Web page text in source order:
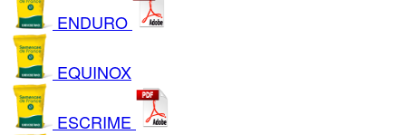
ENDURO
EQUINOX
ESCRIME